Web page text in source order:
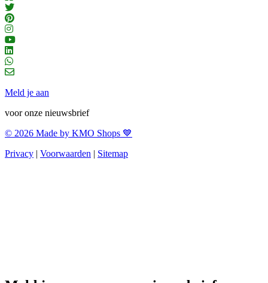
Meld je aan
voor onze nieuwsbrief
© 2026 Made by KMO Shops 💙
Privacy | Voorwaarden | Sitemap